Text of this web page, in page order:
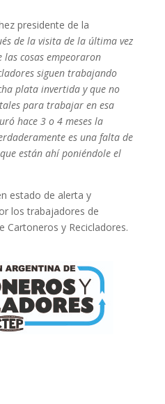
presidente de la
de la visita de la última vez
cosas empeoraron
siguen trabajando
plata invertida y que no
para trabajar en esa
hace 3 o 4 meses la
es una falta de
están ahí poniéndole el
estado de alerta y
los trabajadores de
Cartoneros y Recicladores.